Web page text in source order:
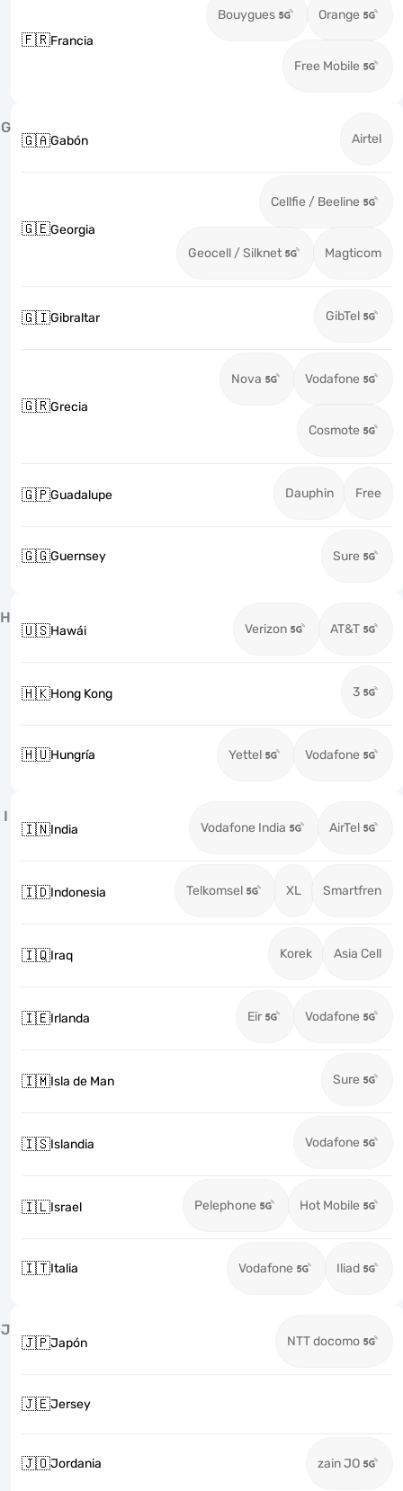
🇫🇷Francia
Bouygues Orange
Free Mobile
G
🇬🇦Gabón Airtel
🇬🇪Georgia
Cellfie / Beeline
Geocell / Silknet Magticom
🇬🇮Gibraltar GibTel
🇬🇷Grecia
Nova Vodafone
Cosmote
🇬🇵Guadalupe Dauphin Free
🇬🇬Guernsey Sure
H
🇺🇸Hawái Verizon AT&T
🇭🇰Hong Kong 3
🇭🇺Hungría Yettel Vodafone
I
🇮🇳India Vodafone India AirTel
🇮🇩Indonesia Telkomsel XL Smartfren
🇮🇶Iraq Korek Asia Cell
🇮🇪Irlanda Eir Vodafone
🇮🇲Isla de Man Sure
🇮🇸Islandia Vodafone
🇮🇱Israel Pelephone Hot Mobile
🇮🇹Italia Vodafone Iliad
J
🇯🇵Japón NTT docomo
🇯🇪Jersey
🇯🇴Jordania zain JO